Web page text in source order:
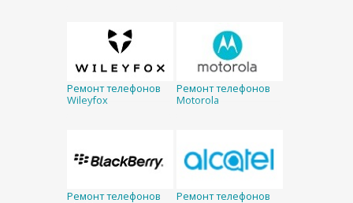
Ремонт телефонов
Wileyfox
Ремонт телефонов
Motorola
Ремонт телефонов
Ремонт телефонов